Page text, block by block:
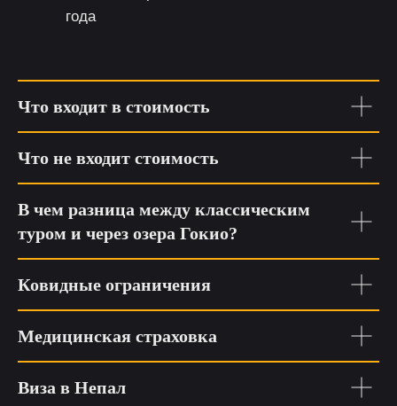
года
Что входит в стоимость
Что не входит стоимость
В чем разница между классическим
туром и через озера Гокио?
Ковидные ограничения
Медицинская страховка
Виза в Непал